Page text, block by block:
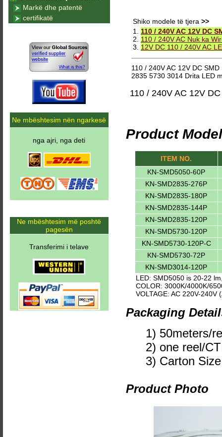
Shiko modele të tjera >>
1. 110 / 240V AC 12V DC
2. 110 / 240V AC Nuk ka
3. 12V DC 110 / 240V AC
110 / 240V AC 12V DC
2835 5730 3014 Drita LED
110 / 240V AC 12V
Product
ITEM NO.
KN-SMD5050-60P
KN-SMD2835-276P
KN-SMD2835-180P
KN-SMD2835-144P
KN-SMD2835-120P
KN-SMD5730-120P
KN-SMD5730-120P-C
KN-SMD5730-72P
KN-SMD3014-120P
LED: SMD5050 is 20-22
COLOR: 3000K/4000K/
VOLTAGE: AC 220V-240V
Packaging
1) 50meters/
2) one reel/
3) Carton
Product Photo
Markë dhe patentë
certifikatë
Ne mbështesim nën ngarkesë
nga ajri, nga deti
Ne mbështesim më poshtë
pagesën
Transferimi i telave